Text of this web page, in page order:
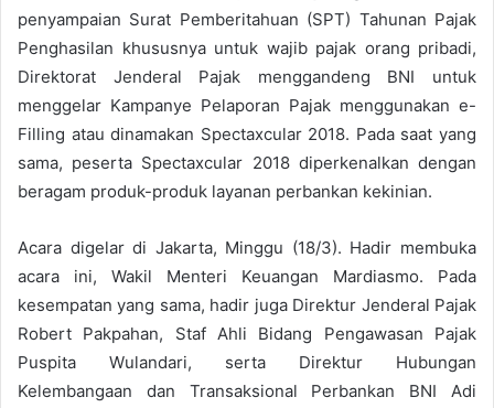
penyampaian Surat Pemberitahuan (SPT) Tahunan Pajak
Penghasilan khususnya untuk wajib pajak orang pribadi,
Direktorat Jenderal Pajak menggandeng BNI untuk
menggelar Kampanye Pelaporan Pajak menggunakan e-
Filling atau dinamakan Spectaxcular 2018. Pada saat yang
sama, peserta Spectaxcular 2018 diperkenalkan dengan
beragam produk-produk layanan perbankan kekinian.
Acara digelar di Jakarta, Minggu (18/3). Hadir membuka
acara ini, Wakil Menteri Keuangan Mardiasmo. Pada
kesempatan yang sama, hadir juga Direktur Jenderal Pajak
Robert Pakpahan, Staf Ahli Bidang Pengawasan Pajak
Puspita Wulandari, serta Direktur Hubungan
Kelembangaan dan Transaksional Perbankan BNI Adi